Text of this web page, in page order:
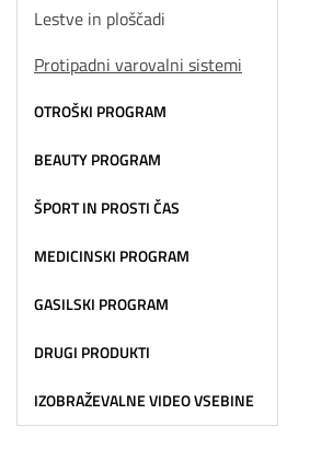
Lestve in ploščadi
Protipadni varovalni sistemi
OTROŠKI PROGRAM
BEAUTY PROGRAM
ŠPORT IN PROSTI ČAS
MEDICINSKI PROGRAM
GASILSKI PROGRAM
DRUGI PRODUKTI
IZOBRAŽEVALNE VIDEO VSEBINE